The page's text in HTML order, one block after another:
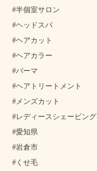
#半個室サロン
#ヘッドスパ
#ヘアカット
#ヘアカラー
#パーマ
#ヘアトリートメント
#メンズカット
#レディースシェービング
#愛知県
#岩倉市
#くせ毛